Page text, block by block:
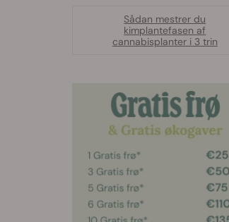
Sådan mestrer du
kimplantefasen af
cannabisplanter i 3 trin